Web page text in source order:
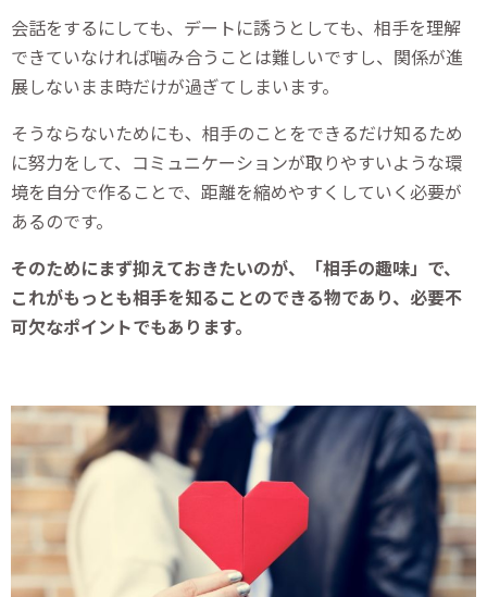
会話をするにしても、デートに誘うとしても、相手を理解
できていなければ噛み合うことは難しいですし、関係が進
展しないまま時だけが過ぎてしまいます。
そうならないためにも、相手のことをできるだけ知るため
に努力をして、コミュニケーションが取りやすいような環
境を自分で作ることで、距離を縮めやすくしていく必要が
あるのです。
そのためにまず抑えておきたいのが、「相手の趣味」で、
これがもっとも相手を知ることのできる物であり、必要不
可欠なポイントでもあります。